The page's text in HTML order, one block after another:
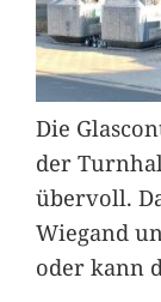
Die
der
übervoll.
Wiegand
oder kann